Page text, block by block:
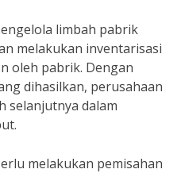
limbah pabrik
melakukan inventarisasi
oleh pabrik. Dengan
dihasilkan, perusahaan
selanjutnya dalam
melakukan pemisahan